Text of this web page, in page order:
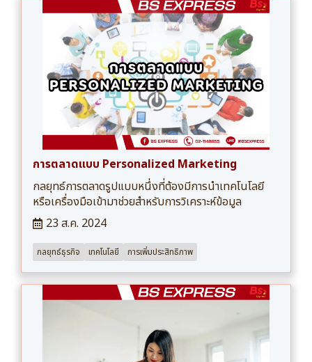
การตลาดแบบ Personalized Marketing
กลยุทธ์การตลาดรูปแบบหนึ่งที่ต้องมีการนำเทคโนโลยี
หรือเครื่องมือเข้ามาช่วยสำหรับการวิเคราะห์ข้อมูล
23 ส.ค. 2024
กลยุทธ์ธุรกิจ เทคโนโลยี การเพิ่มประสิทธิภาพ